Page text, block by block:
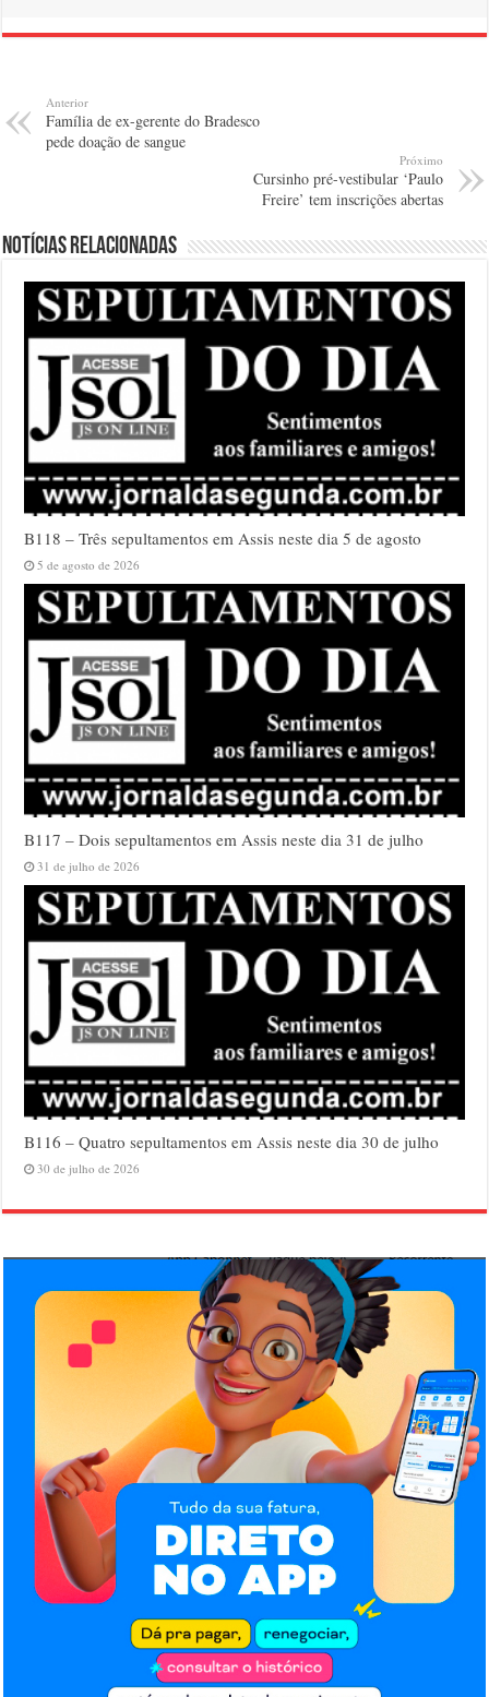
Anterior
Família de ex-gerente do Bradesco
pede doação de sangue
Próximo
Cursinho pré-vestibular ‘Paulo
Freire’ tem inscrições abertas
Notícias relacionadas
B118 – Três sepultamentos em Assis neste dia 5 de agosto
5 de agosto de 2026
B117 – Dois sepultamentos em Assis neste dia 31 de julho
31 de julho de 2026
B116 – Quatro sepultamentos em Assis neste dia 30 de julho
30 de julho de 2026